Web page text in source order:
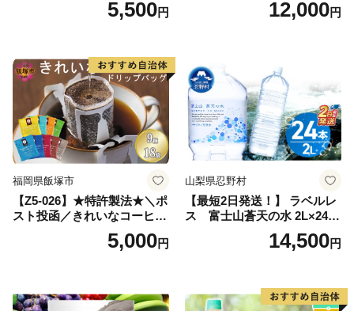
5,500円
備品 おちゃ ocha 茶葉 緑茶
小分け お土産 お取り寄せ グ
ルメ 福岡 九州 福岡県 国産
日本 ふかむし茶 ふかむし 家
庭用 自宅用 ちゃ りょくちゃ
ふかむしちゃ 急須 甘み 川崎
町 送料無料
12,000円
福岡県飯塚市
【Z5-026】★特許製法★＼ポ
スト投函／きれいなコーヒー
ドリップバッグ9種セット(18
袋)ゆうパケットでお届け！
5,000円
山梨県忍野村
【最短2日発送！】 ラベルレ
ス 富士山蒼天の水 2L×24本
（4ケース）※離島不可 天然
水 ミネラルウォーター 水 ペ
産 シリカ ミネラル 美容 備蓄
防災 長期保存 富士山 山梨県
14,500円